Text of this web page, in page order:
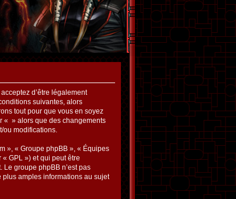
d’être légalement
suivantes, alors
tout pour que vous en soyez
« » alors que des changements
ou modifications.
», « Groupe phpBB », « Équipes
GPL ») et qui peut être
groupe phpBB n’est pas
plus amples informations au sujet